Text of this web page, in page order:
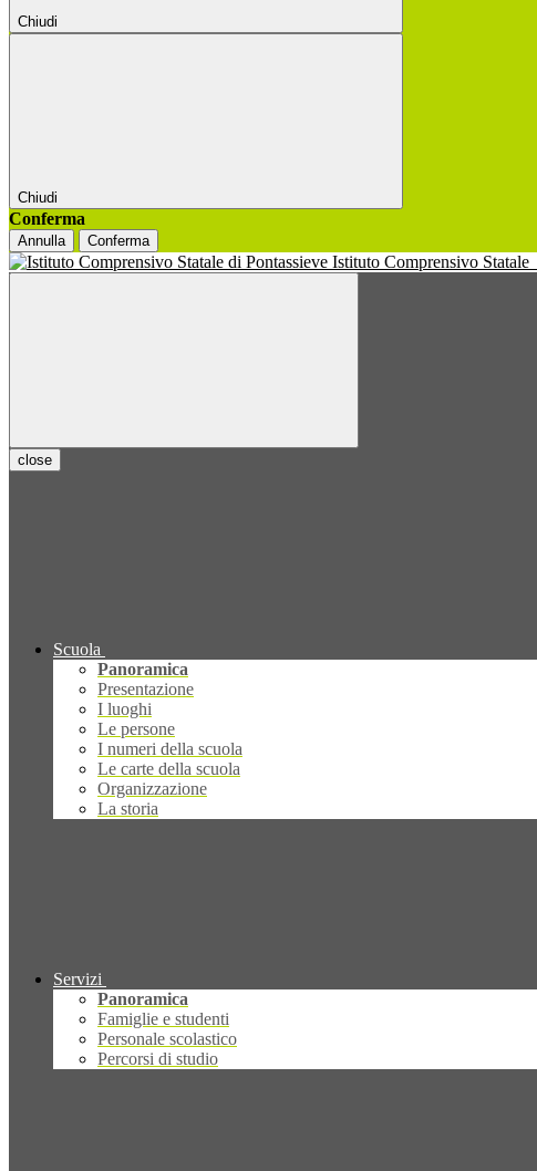
Chiudi
Chiudi
Conferma
Annulla Conferma
Istituto Comprensivo Statale
close
Scuola
Panoramica
Presentazione
I luoghi
Le persone
I numeri della scuola
Le carte della scuola
Organizzazione
La storia
Servizi
Panoramica
Famiglie e studenti
Personale scolastico
Percorsi di studio